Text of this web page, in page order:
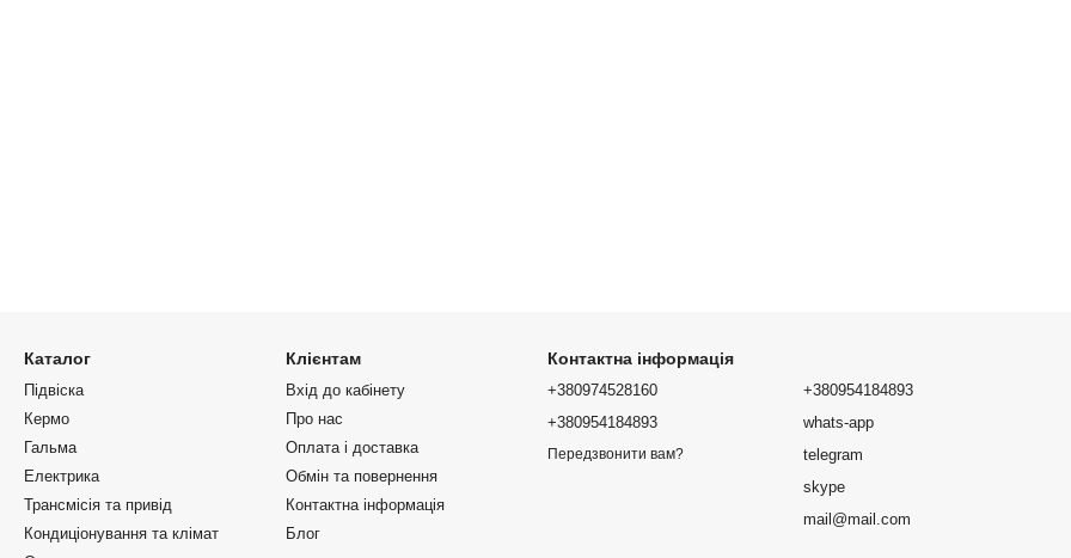
Каталог
Підвіска
Кермо
Гальма
Електрика
Трансмісія та привід
Кондиціонування та клімат
Клієнтам
Вхід до кабінету
Про нас
Оплата і доставка
Обмін та повернення
Контактна інформація
Блог
Контактна інформація
+380974528160
+380954184893
Передзвонити вам?
+380954184893
whats-app
telegram
skype
mail@mail.com